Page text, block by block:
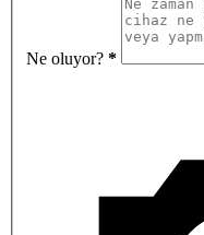
Ne oluyor? *